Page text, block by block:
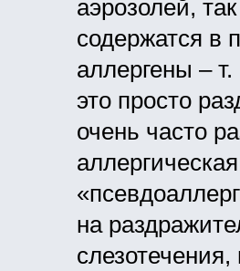
аэрозолей,
содержатся в
аллергены – т.
это просто
очень часто
на